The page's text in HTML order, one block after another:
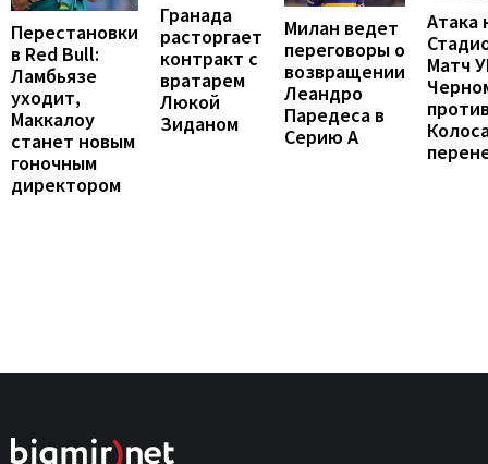
Перестановки
в Red Bull:
Ламбьязе
уходит,
Маккалоу
станет новым
гоночным
директором
Гранада
расторгает
контракт с
вратарем
Люкой
Зиданом
Милан ведет
переговоры о
возвращении
Леандро
Паредеса в
Серию А
Атака
Матч